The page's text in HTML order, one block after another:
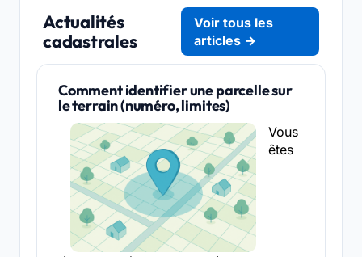
Actualités
cadastrales
Voir tous les
articles →
Comment identifier une parcelle sur
le terrain (numéro, limites)
Vous
êtes